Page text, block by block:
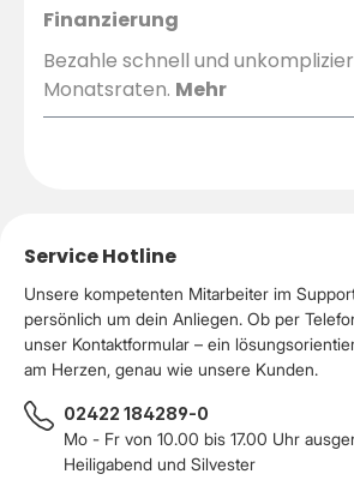
Finanzierung
Bezahle schnell und
Monatsraten. Mehr
Service Hotline
Unsere kompetenten Mitarbeiter im
persönlich um dein Anliegen. Ob per
unser Kontaktformular – ein
am Herzen, genau wie unsere Kunden.
02422 184289-0
Mo - Fr von 10.00 bis 17.00 Uhr
Heiligabend und Silvester